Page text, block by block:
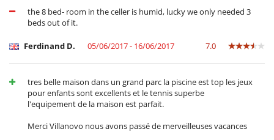
Spülmaschine
Toaster
Waschmaschine
Unterhaltung, Wohlbefinden & Sport
Beheizter Außen-Swimmingpool
Bücher
the 8 bed- room in the celler is humid, lucky we only needed 3
beds out of it.
Ferdinand D. 05/06/2017 - 16/06/2017 7.0
tres belle maison dans un grand parc la piscine est top les jeux
pour enfants sont excellents et le tennis superbe
l'equipement de la maison est parfait.
Merci Villanovo nous avons passé de merveilleuses vacances